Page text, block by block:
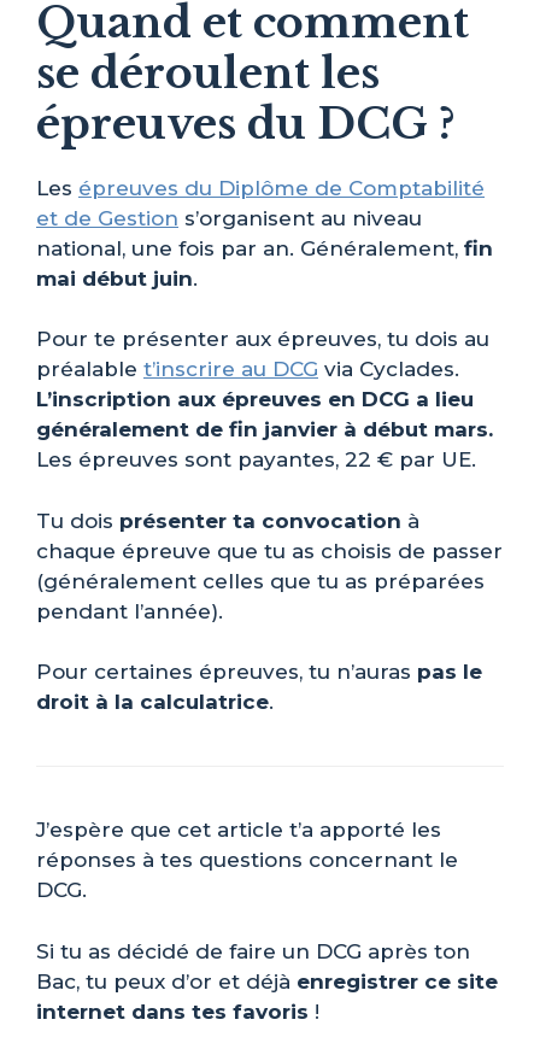
Quand et comment
se déroulent les
épreuves du DCG ?
Les épreuves du Diplôme de Comptabilité
et de Gestion s’organisent au niveau
national, une fois par an. Généralement, fin
mai début juin.
Pour te présenter aux épreuves, tu dois au
préalable t’inscrire au DCG via Cyclades.
L’inscription aux épreuves en DCG a lieu
généralement de fin janvier à début mars.
Les épreuves sont payantes, 22 € par UE.
Tu dois présenter ta convocation à
chaque épreuve que tu as choisis de passer
(généralement celles que tu as préparées
pendant l’année).
Pour certaines épreuves, tu n’auras pas le
droit à la calculatrice.
J’espère que cet article t’a apporté les
réponses à tes questions concernant le
DCG.
Si tu as décidé de faire un DCG après ton
Bac, tu peux d’or et déjà enregistrer ce site
internet dans tes favoris !